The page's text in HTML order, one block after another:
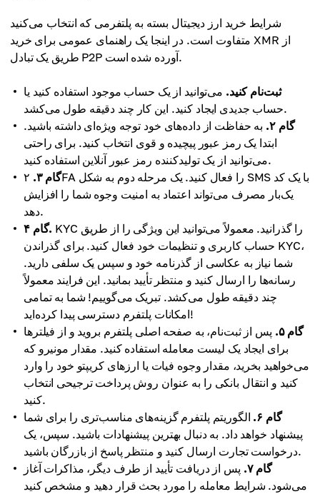
شرایط خرید ارز دیجیتال بسته به پلتفرمی که انتخاب می‌کنید
متفاوت است. در اینجا یک راهنمای عمومی برای خرید XMR از
طریق یک تبادل P2P آورده شده است.
ثبت‌نام کنید. می‌توانید از یک حساب موجود استفاده کنید یا
حساب جدیدی ایجاد کنید. این کار چند دقیقه طول می‌کشد.
گام ۲.
به حفاظت از داده‌های خود توجه ویژه‌ای داشته باشید.
ابتدا یک رمز عبور پیچیده و قوی انتخاب کنید. برای راحتی
می‌توانید از یک تولیدکننده رمز عبور آنلاین استفاده کنید.
گام ۳.
۲FA را فعال کنید. یک مرحله دوم به شکل SMS با یک کد
یک‌بار مصرف می‌تواند اعتماد به امنیت وجوه شما را افزایش
دهد.
گام ۴. KYC را گذرانید. معمولاً می‌توانید این ویژگی را از طریق
حساب کاربری و تنظیمات خود فعال کنید. برای گذراندن KYC،
شما نیاز به عکاسی از گذرنامه خود و سپس یک سلفی دارید.
رسانه‌ها را ارسال کنید و منتظر تأیید بمانید. این فرایند معمولاً
چند دقیقه طول می‌کشد. تبریک می‌گوییم! شما به تمامی
امکانات پلتفرم دسترسی پیدا کرده‌اید!
گام ۵.
پس از ثبت‌نام، به صفحه اصلی پلتفرم بروید و از فیلترها
برای ایجاد یک لیست معامله استفاده کنید. مقدار مونیرو که
می‌خواهید بخرید، مقدار وجوه فیات یا ارزهای کریپتو خود را وارد
کنید و انتقال بانکی را به عنوان روش پرداخت ترجیحی انتخاب
کنید.
گام ۶.
الگوریتم پلتفرم گزینه‌های مناسب‌تری را برای شما
پیشنهاد خواهد داد. به دنبال بهترین پیشنهادات باشید. سپس، یک
درخواست تجارت ارسال کنید و منتظر پاسخ از بازرگان باشید.
گام ۷.
پس از دریافت تأیید از طرف دیگر، مذاکرات آغاز
می‌شود. شرایط معامله را مورد بحث قرار دهید و مشخص کنید